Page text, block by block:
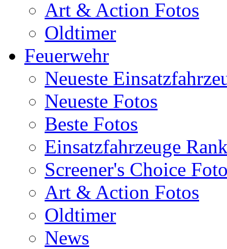
Art & Action Fotos
Oldtimer
Feuerwehr
Neueste
Neueste Fotos
Beste Fotos
Einsatzfahrzeuge
Screener's Choice
Art & Action Fotos
Oldtimer
News